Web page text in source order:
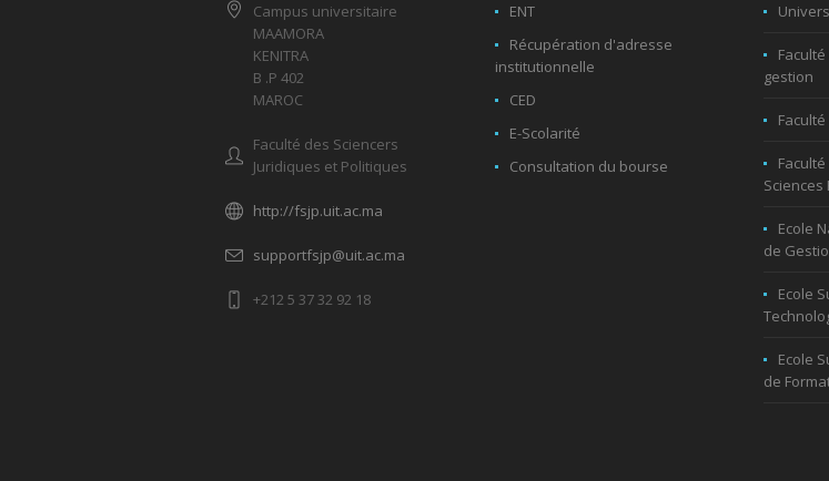
Campus universitaire
MAAMORA
KENITRA
B .P 402
MAROC
Faculté des Sciencers
Juridiques et Politiques
http://fsjp.uit.ac.ma
supportfsjp@uit.ac.ma
+212 5 37 32 92 18
ENT
Récupération d'adresse
institutionnelle
CED
E-Scolarité
Consultation du bourse
gestion
Sciences
Ecole
de
Ecole
Ecole
de